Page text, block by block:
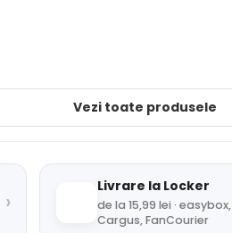
Vezi toate produsele
›
Livrare la Locker
de la 15,99 lei · easybox,
Cargus, FanCourier